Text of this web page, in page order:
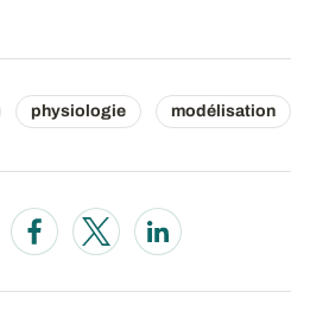
physiologie modélisation
Opens in a new window
Opens in a new window
Opens in a new